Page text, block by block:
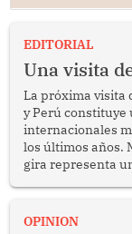
EDITORIAL
Una visita
La próxima visita
y Perú constituye
internacionales
los últimos años.
gira representa
enfrenta desafíos
OPINION